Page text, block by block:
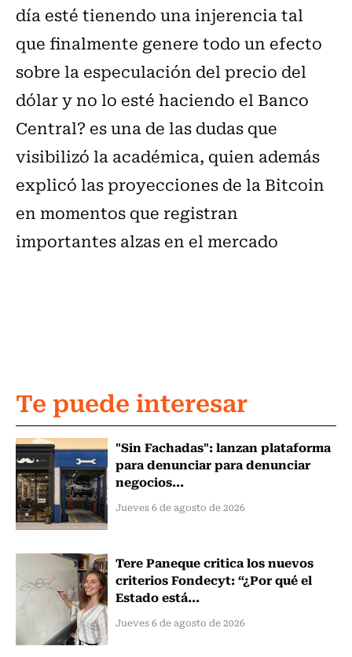
día esté tienendo una injerencia tal
que finalmente genere todo un efecto
sobre la especulación del precio del
dólar y no lo esté haciendo el Banco
Central? es una de las dudas que
visibilizó la académica, quien además
explicó las proyecciones de la Bitcoin
en momentos que registran
importantes alzas en el mercado
Te puede interesar
"Sin Fachadas": lanzan plataforma
para denunciar para denunciar
negocios...
Jueves 6 de agosto de 2026
Tere Paneque critica los nuevos
criterios Fondecyt: “¿Por qué el
Estado está...
Jueves 6 de agosto de 2026